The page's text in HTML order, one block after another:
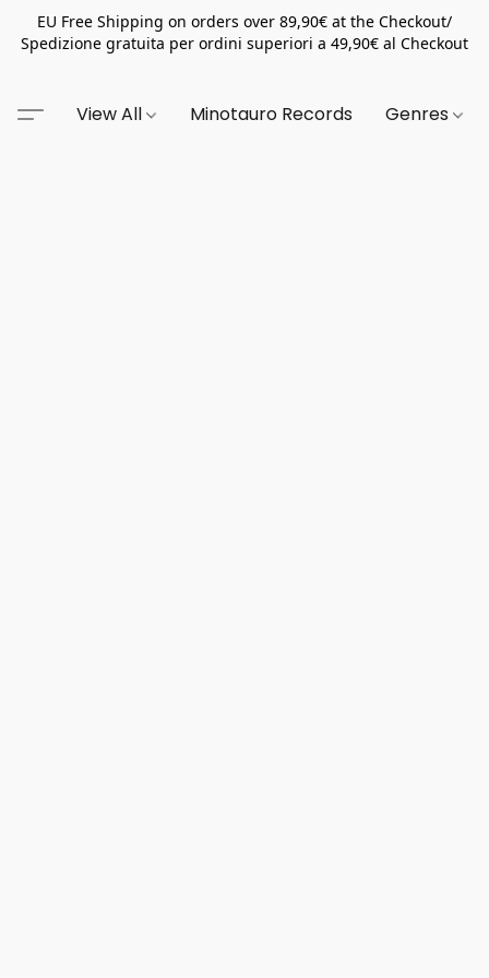
EU Free Shipping on orders over 89,90€ at the Checkout/
Spedizione gratuita per ordini superiori a 49,90€ al Checkout
View All Minotauro Records Genres